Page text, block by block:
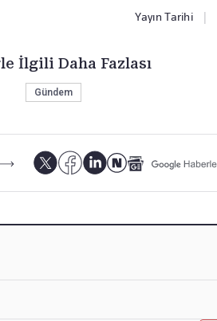
Yayın Tarihi
İlgili Daha Fazlası
Gündem